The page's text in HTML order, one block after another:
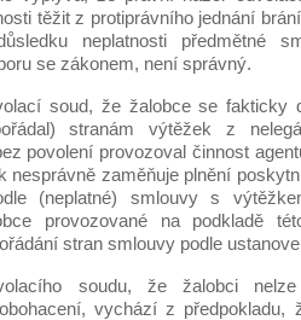
těžit z protiprávního jednání
neplatnosti předmětné
se zákonem, není správný.
soud, že žalobce se fakticky
stranám výtěžek z
povolení provozoval činnost
nesprávně zaměňuje plnění
(neplatné) smlouvy s
provozované na podkladě
stran smlouvy podle
soudu, že žalobci
vychází z předpokladu,